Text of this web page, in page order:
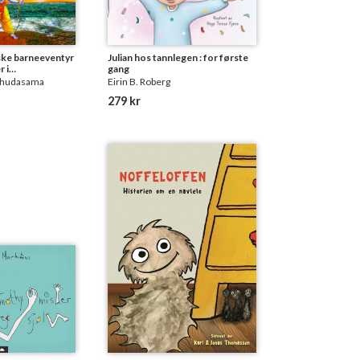
barneeventyr
i
Julian hos tannlegen : for første
gang
Eirin B. Roberg
279 kr